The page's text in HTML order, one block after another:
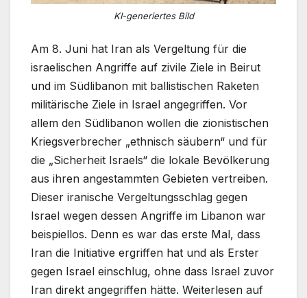
KI-generiertes Bild
Am 8. Juni hat Iran als Vergeltung für die
israelischen Angriffe auf zivile Ziele in Beirut
und im Südlibanon mit ballistischen Raketen
militärische Ziele in Israel angegriffen. Vor
allem den Südlibanon wollen die zionistischen
Kriegsverbrecher „ethnisch säubern“ und für
die „Sicherheit Israels“ die lokale Bevölkerung
aus ihren angestammten Gebieten vertreiben.
Dieser iranische Vergeltungsschlag gegen
Israel wegen dessen Angriffe im Libanon war
beispiellos. Denn es war das erste Mal, dass
Iran die Initiative ergriffen hat und als Erster
gegen Israel einschlug, ohne dass Israel zuvor
Iran direkt angegriffen hätte. Weiterlesen auf